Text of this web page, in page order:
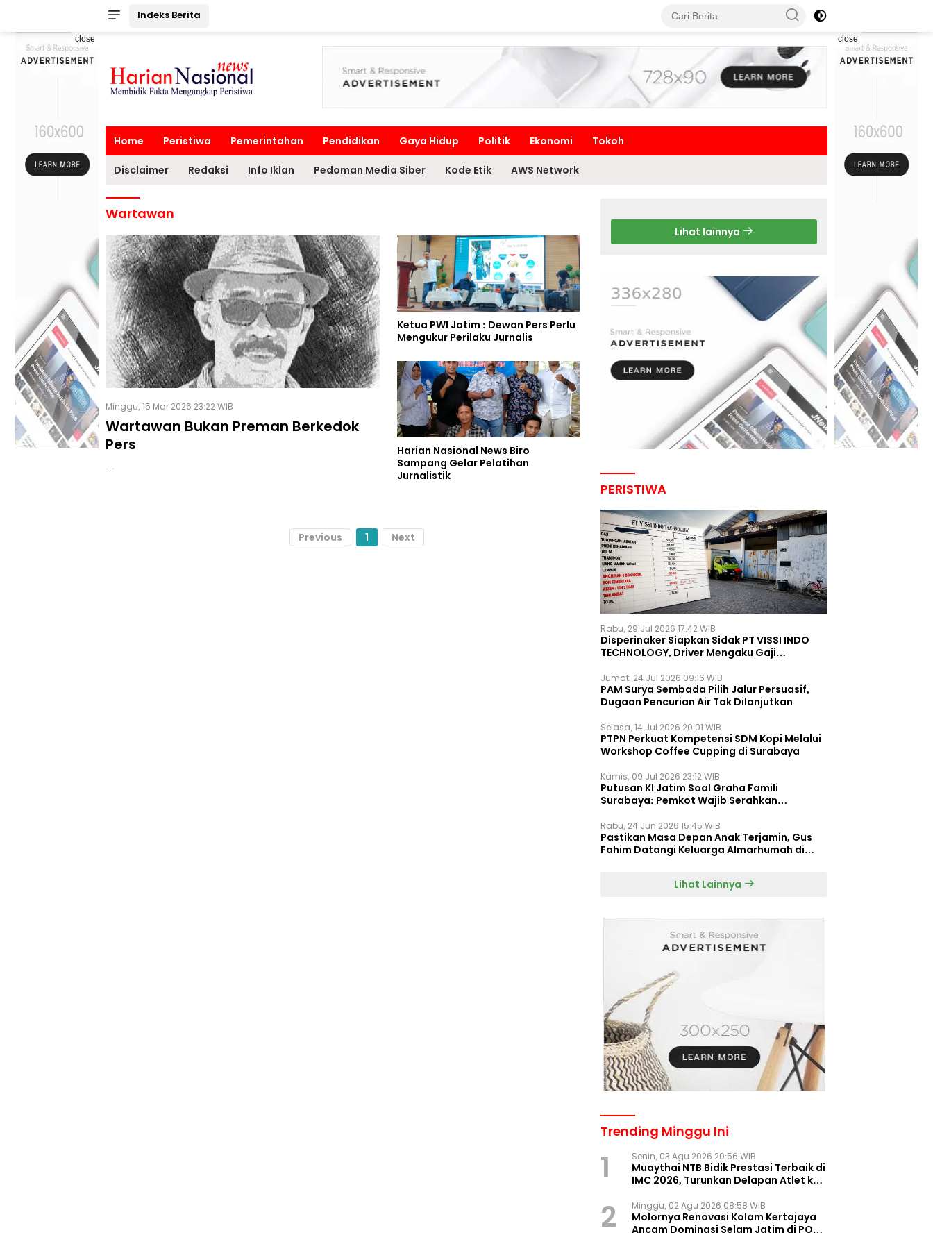
Indeks Berita
close close
Home Peristiwa Pemerintahan Pendidikan Gaya Hidup Politik Ekonomi Tokoh
Disclaimer Redaksi Info Iklan Pedoman Media Siber Kode Etik AWS Network
Wartawan
Minggu, 15 Mar 2026 23:22 WIB
Wartawan Bukan Preman Berkedok
Pers
…
Ketua PWI Jatim : Dewan Pers Perlu
Mengukur Perilaku Jurnalis
Harian Nasional News Biro
Sampang Gelar Pelatihan
Jurnalistik
Previous 1 Next
Lihat lainnya
PERISTIWA
Rabu, 29 Jul 2026 17:42 WIB
Disperinaker Siapkan Sidak PT VISSI INDO
TECHNOLOGY, Driver Mengaku Gaji
Jumat, 24 Jul 2026 09:16 WIB
PAM Surya Sembada Pilih Jalur Persuasif,
Dugaan Pencurian Air Tak Dilanjutkan
Selasa, 14 Jul 2026 20:01 WIB
PTPN Perkuat Kompetensi SDM Kopi Melalui
Workshop Coffee Cupping di Surabaya
Kamis, 09 Jul 2026 23:12 WIB
Putusan KI Jatim Soal Graha Famili
Surabaya: Pemkot Wajib Serahkan
Rabu, 24 Jun 2026 15:45 WIB
Pastikan Masa Depan Anak Terjamin, Gus
Fahim Datangi Keluarga Almarhumah di
Lihat Lainnya
Trending Minggu Ini
1 Senin, 03 Agu 2026 20:56 WIB
Muaythai NTB Bidik Prestasi Terbaik di
IMC 2026, Turunkan Delapan Atlet ke
2 Minggu, 02 Agu 2026 08:58 WIB
Molornya Renovasi Kolam Kertajaya
Ancam Dominasi Selam Jatim di PON